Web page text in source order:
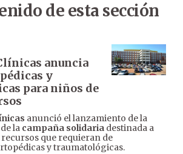
de esta sección
anuncia
y
para niños de
anunció el lanzamiento de la
la campaña solidaria destinada a
recursos que requieran de
y traumatológicas.